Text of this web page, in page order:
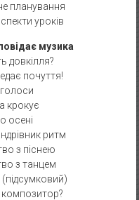
планування
уроків
музика
довкілля?
почуття!
крокує
осені
ритм
з піснею
з танцем